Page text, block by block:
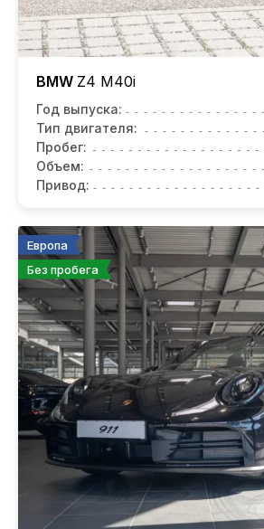
BMW Z4 M40i
Год выпуска:
Тип двигателя:
Пробег:
Объем:
Привод:
Европа
Без пробега